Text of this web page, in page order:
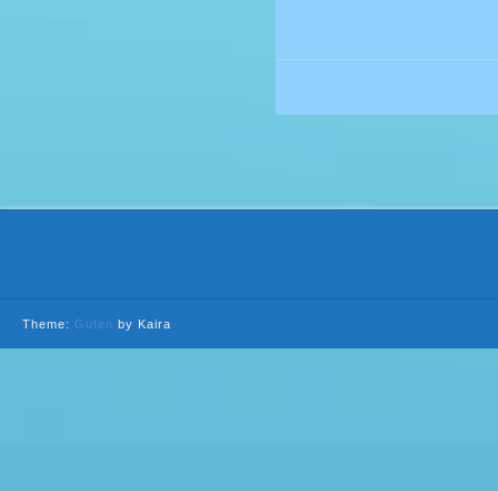
Theme: Guten by Kaira